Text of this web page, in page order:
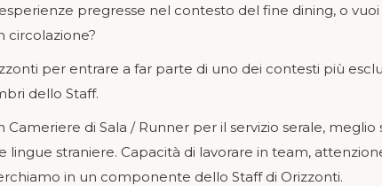
pregresse nel contesto del fine dining, o
circolazione?
per entrare a far parte di uno dei contesti più
dello Staff.
Cameriere di Sala / Runner per il servizio serale,
lingue straniere. Capacità di lavorare in team,
in un componente dello Staff di Orizzonti.